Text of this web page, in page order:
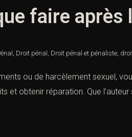
faire après
, Droit pénal , Droit pénal et pénaliste,
ou de harcèlement sexuel,
obtenir réparation. Que l’auteur